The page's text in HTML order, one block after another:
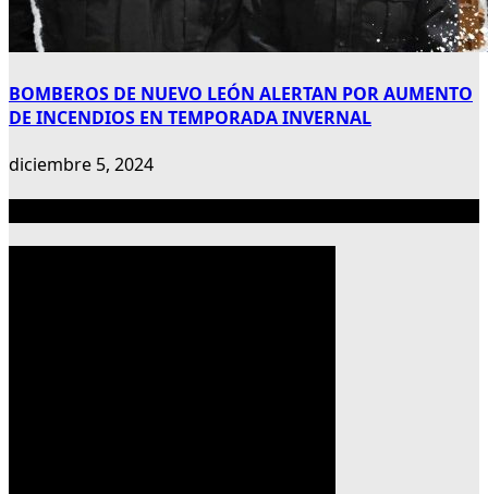
BOMBEROS DE NUEVO LEÓN ALERTAN POR AUMENTO
DE INCENDIOS EN TEMPORADA INVERNAL
diciembre 5, 2024